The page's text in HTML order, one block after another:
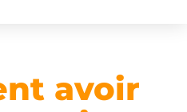
avoir